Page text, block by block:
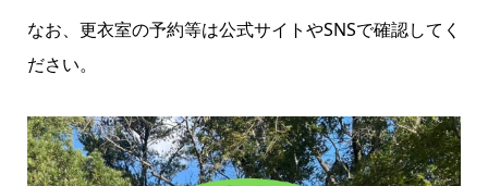
なお、更衣室の予約等は公式サイトやSNSで確認してく
ださい。